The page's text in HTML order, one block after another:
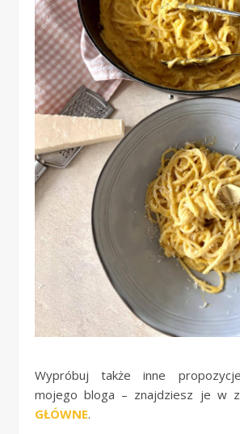
Wypróbuj także inne
mojego bloga – znajdziesz je w
GŁÓWNE.